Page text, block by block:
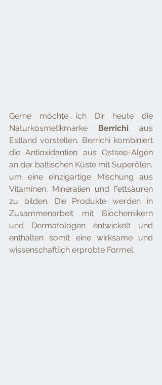
Gerne möchte ich Dir heute die
Naturkosmetikmarke Berrichi aus
Estland vorstellen. Berrichi kombiniert
die Antioxidantien aus Ostsee-Algen
an der baltischen Küste mit Superölen,
um eine einzigartige Mischung aus
Vitaminen, Mineralien und Fettsäuren
zu bilden. Die Produkte werden in
Zusammenarbeit mit Biochemikern
und Dermatologen entwickelt und
enthalten somit eine wirksame und
wissenschaftlich erprobte Formel.